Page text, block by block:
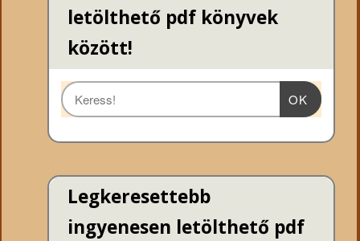
letölthető pdf könyvek
között!
OK
Legkeresettebb
ingyenesen letölthető pdf